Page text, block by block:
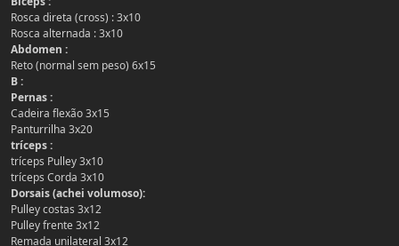
Rosca direta (cross) : 3x10
Rosca alternada : 3x10
Abdomen :
Reto (normal sem peso) 6x15
B :
Pernas :
Cadeira flexão 3x15
Panturrilha 3x20
tríceps :
tríceps Pulley 3x10
tríceps Corda 3x10
Dorsais (achei volumoso):
Pulley costas 3x12
Pulley frente 3x12
Remada unilateral 3x12